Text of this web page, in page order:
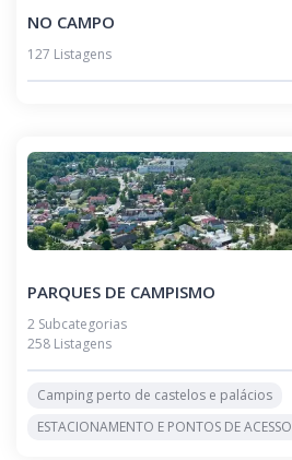
NO CAMPO
127 Listagens
PARQUES DE CAMPISMO
2 Subcategorias
258 Listagens
Camping perto de castelos e palácios
ESTACIONAMENTO E PONTOS DE ACESSO